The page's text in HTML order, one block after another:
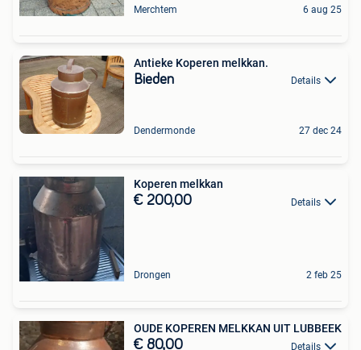
Merchtem 6 aug 25
Antieke Koperen melkkan.
Bieden Details
Dendermonde 27 dec 24
Koperen melkkan
€ 200,00 Details
Drongen 2 feb 25
OUDE KOPEREN MELKKAN UIT LUBBEEK
€ 80,00 Details